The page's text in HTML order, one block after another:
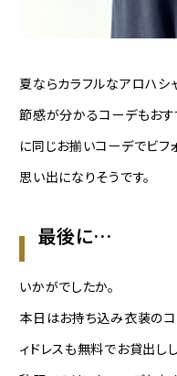
夏ならカラフルなアロハシ
節感が分かるコーデもおす
に同じお揃いコーデでビ
思い出になりそうです。
最後に…
いかがでしたか。
本日はお持ち込み衣装の
ィドレスも無料でお貸出し